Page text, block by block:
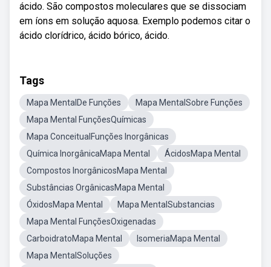
ácido. São compostos moleculares que se dissociam
em íons em solução aquosa. Exemplo podemos citar o
ácido clorídrico, ácido bórico, ácido.
Tags
Mapa MentalDe Funções
Mapa MentalSobre Funções
Mapa Mental FunçõesQuímicas
Mapa ConceitualFunções Inorgânicas
Química InorgânicaMapa Mental
ÁcidosMapa Mental
Compostos InorgânicosMapa Mental
Substâncias OrgânicasMapa Mental
ÓxidosMapa Mental
Mapa MentalSubstancias
Mapa Mental FunçõesOxigenadas
CarboidratoMapa Mental
IsomeriaMapa Mental
Mapa MentalSoluções